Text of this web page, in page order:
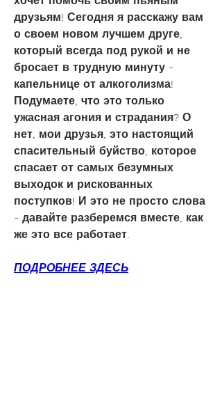
друзьям! Сегодня я расскажу вам
о своем новом лучшем друге,
который всегда под рукой и не
бросает в трудную минуту -
капельнице от алкоголизма!
Подумаете, что это только
ужасная агония и страдания? О
нет, мои друзья, это настоящий
спасительный буйство, которое
спасает от самых безумных
выходок и рискованных
поступков! И это не просто слова
- давайте разберемся вместе, как
же это все работает.
ПОДРОБНЕЕ ЗДЕСЬ